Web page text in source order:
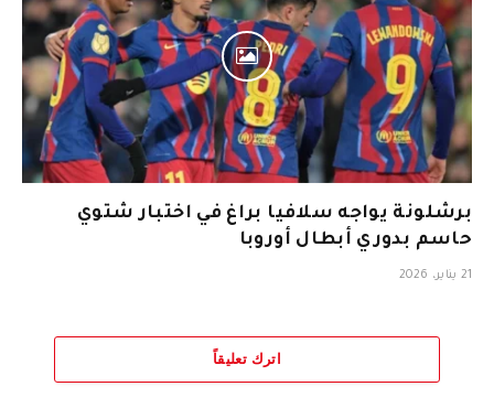
برشلونة يواجه سلافيا براغ في اختبار شتوي
حاسم بدوري أبطال أوروبا
21 يناير، 2026
اترك تعليقاً